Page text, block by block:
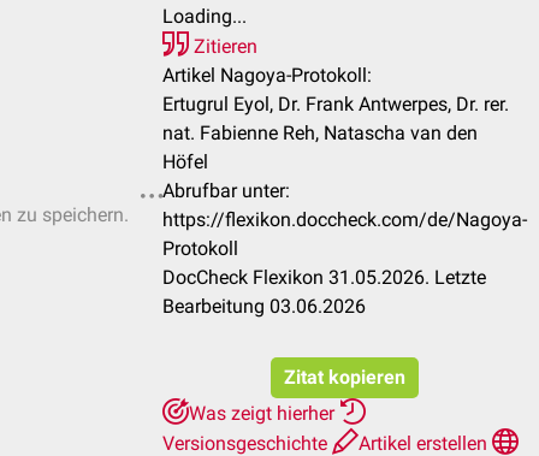
zu speichern.
Loading...
Zitieren
Artikel Nagoya-Protokoll:
Ertugrul Eyol, Dr. Frank Antwerpes, Dr. rer.
nat. Fabienne Reh, Natascha van den
Höfel
Abrufbar unter:
https://flexikon.doccheck.com/de/Nagoya-
Protokoll
DocCheck Flexikon 31.05.2026. Letzte
Bearbeitung 03.06.2026
Zitat kopieren
Was zeigt hierher
Versionsgeschichte
Artikel erstellen